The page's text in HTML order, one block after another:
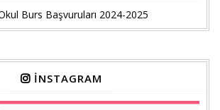
Burs Başvuruları 2024-2025
İNSTAGRAM